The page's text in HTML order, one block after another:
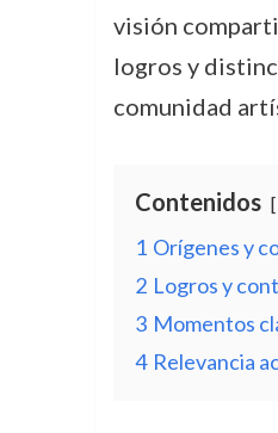
visión
logros y
comunidad
Contenidos
1 Orígenes y
2 Logros y
3 Momentos
4 Relevancia